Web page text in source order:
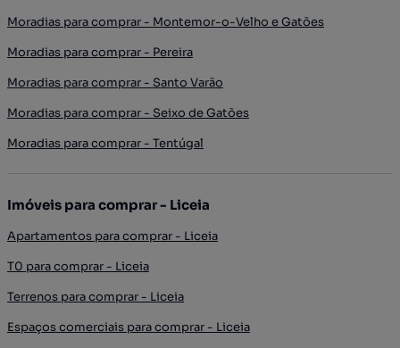
Moradias para comprar - Montemor-o-Velho e Gatões
Moradias para comprar - Pereira
Moradias para comprar - Santo Varão
Moradias para comprar - Seixo de Gatões
Moradias para comprar - Tentúgal
Imóveis para comprar - Liceia
Apartamentos para comprar - Liceia
T0 para comprar - Liceia
Terrenos para comprar - Liceia
Espaços comerciais para comprar - Liceia